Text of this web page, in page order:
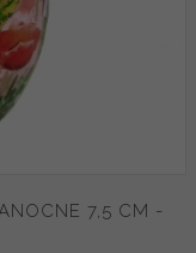
7,5 CM -